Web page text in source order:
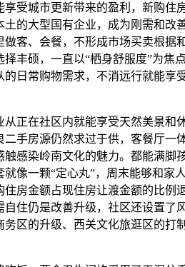
受城市更新带来的盈利，新购住
的大型国有企业，成为刚需和改
客、会餐，不形成市场买卖根据
丰硕，一直以“栖身舒服度”为焦
日常购物需求，不消远行就能享
在社区内就能享受天然美景和
手房源仍然求过于供，客餐厅一
感染岭南文化的魅力。都能满脚
像一颗“定心丸”，周末能够和家
房金额占现住房让渡金额的比例
住仍是改善升级，社区还设置了
区的升级、西关文化旅逛区的打